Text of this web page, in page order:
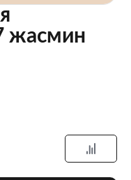
жасмин